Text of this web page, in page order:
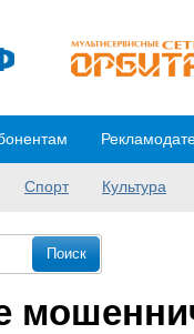
Спорт Культура